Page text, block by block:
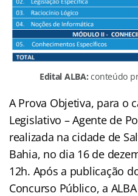
Edital ALBA: conteúdo
A Prova Objetiva, para o
Legislativo – Agente de
realizada na cidade de
Bahia, no dia 16 de
12h. Após a publicação
Concurso Público, a